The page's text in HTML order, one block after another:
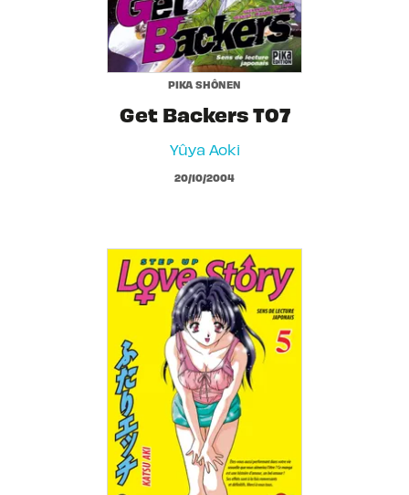
PIKA SHÔNEN
Get Backers T07
Yûya Aoki
20/10/2004